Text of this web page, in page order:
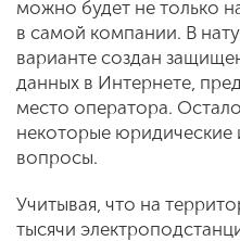
можно будет не только
в самой компании. В
варианте создан
данных в Интернете,
место оператора.
некоторые юридические
вопросы.
Учитывая, что на
тысячи